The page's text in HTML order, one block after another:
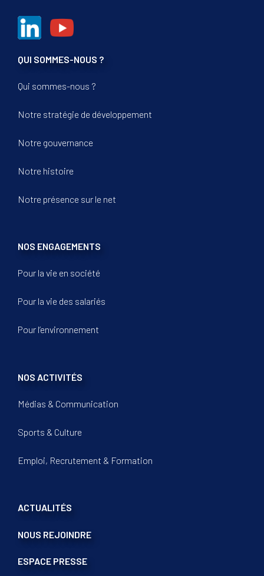
QUI SOMMES-NOUS ?
Qui sommes-nous ?
Notre stratégie de développement
Notre gouvernance
Notre histoire
Notre présence sur le net
NOS ENGAGEMENTS
Pour la vie en société
Pour la vie des salariés
Pour l’environnement
NOS ACTIVITÉS
Médias & Communication
Sports & Culture
Emploi, Recrutement & Formation
ACTUALITÉS
NOUS REJOINDRE
ESPACE PRESSE